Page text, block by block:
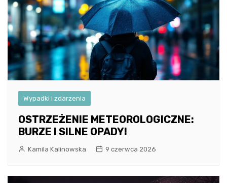
Wypadki i zdarzenia
OSTRZEŻENIE METEOROLOGICZNE:
BURZE I SILNE OPADY!
Kamila Kalinowska 9 czerwca 2026